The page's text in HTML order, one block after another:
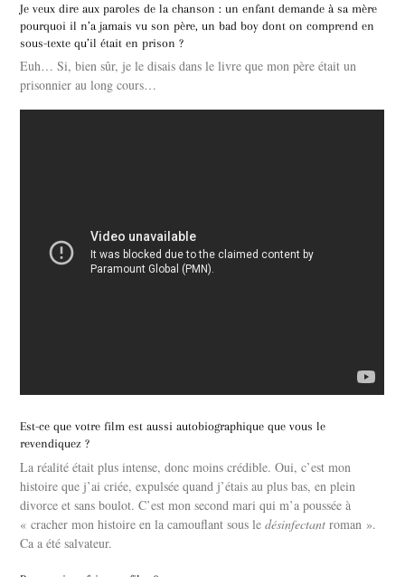
Je veux dire aux paroles de la chanson : un enfant demande à sa mère
pourquoi il n’a jamais vu son père, un bad boy dont on comprend en
sous-texte qu’il était en prison ?
Euh… Si, bien sûr, je le disais dans le livre que mon père était un
prisonnier au long cours…
Est-ce que votre film est aussi autobiographique que vous le
revendiquez ?
La réalité était plus intense, donc moins crédible. Oui, c’est mon
histoire que j’ai criée, expulsée quand j’étais au plus bas, en plein
divorce et sans boulot. C’est mon second mari qui m’a poussée à
« cracher mon histoire en la camouflant sous ledésinfectant roman ».
Ca a été salvateur.